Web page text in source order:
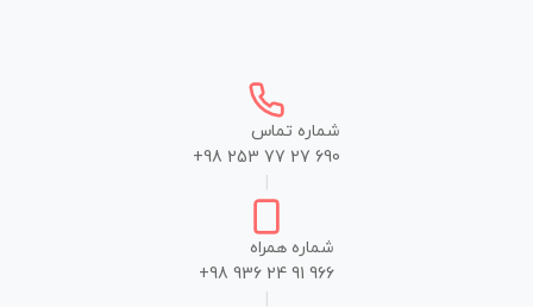
شماره تماس
+98 253 77 27 690
شماره همراه
+98 936 24 91 966